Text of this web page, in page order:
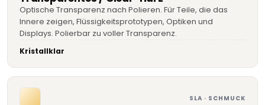
Optische Transparenz nach Polieren. Für Teile, die das
Innere zeigen, Flüssigkeitsprototypen, Optiken und
Displays. Polierbar zu voller Transparenz.
Kristallklar
SLA · SCHMUCK